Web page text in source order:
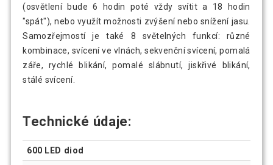
(osvětlení bude 6 hodin poté vždy svítit a 18 hodin
"spát"), nebo využít možnosti zvýšení nebo snížení jasu.
Samozřejmostí je také 8 světelných funkcí: různé
kombinace, svícení ve vlnách, sekvenční svícení, pomalá
záře, rychlé blikání, pomalé slábnutí, jiskřivé blikání,
stálé svícení.
Technické údaje:
600 LED diod